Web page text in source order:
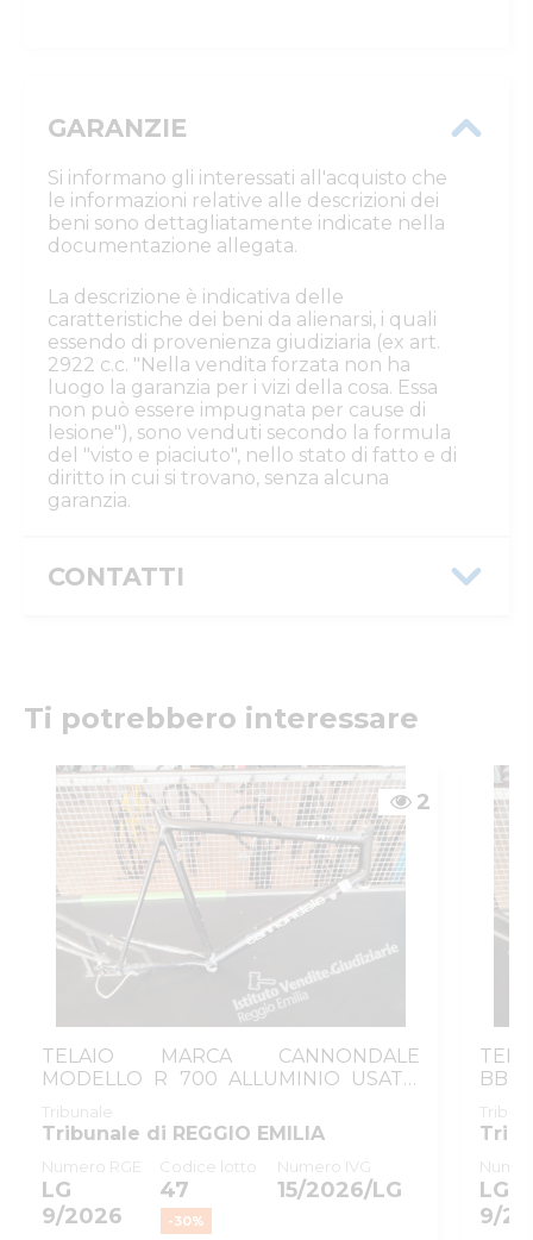
GARANZIE
Si informano gli interessati all'acquisto che
le informazioni relative alle descrizioni dei
beni sono dettagliatamente indicate nella
documentazione allegata.
La descrizione è indicativa delle
caratteristiche dei beni da alienarsi, i quali
essendo di provenienza giudiziaria (ex art.
2922 c.c. "Nella vendita forzata non ha
luogo la garanzia per i vizi della cosa. Essa
non può essere impugnata per cause di
lesione"), sono venduti secondo la formula
del "visto e piaciuto", nello stato di fatto e di
diritto in cui si trovano, senza alcuna
garanzia.
CONTATTI
Email/PEC: ivgre@ivgreggioemilia.it
Ti potrebbero interessare
2
TELAIO MARCA CANNONDALE
MODELLO R 700 ALLUMINIO USATO
TAGLIA 56
Tribunale
Tribunale di REGGIO EMILIA
Numero RGE
LG
9/2026
Codice lotto
47
Numero IVG
15/2026/LG
-30%
BB
LG
9/